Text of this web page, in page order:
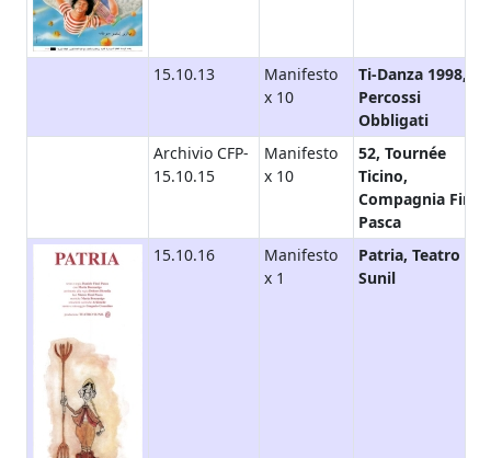
15.10.13
Manifesto
x 10
Ti-Danza 1998,
Percossi
Obbligati
Archivio CFP-
15.10.15
Manifesto
x 10
52, Tournée
Ticino,
Compagnia Finzi
Pasca
15.10.16
Manifesto
x 1
Patria, Teatro
Sunil